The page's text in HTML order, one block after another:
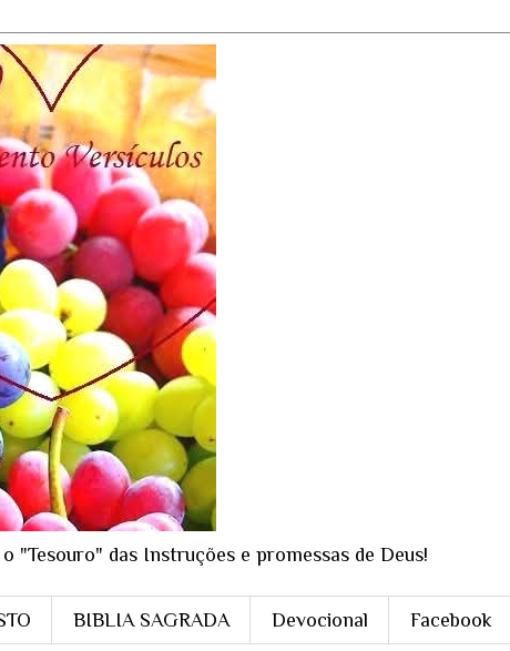
"Tesouro" das Instruções e promessas de Deus!
BIBLIA SAGRADA Devocional Facebook